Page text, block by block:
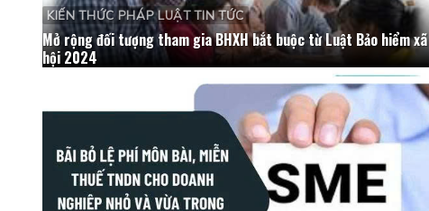
KIẾN THỨC PHÁP LUẬT TIN TỨC
Mở rộng đối tượng tham gia BHXH bắt buộc từ Luật Bảo hiểm xã
hội 2024